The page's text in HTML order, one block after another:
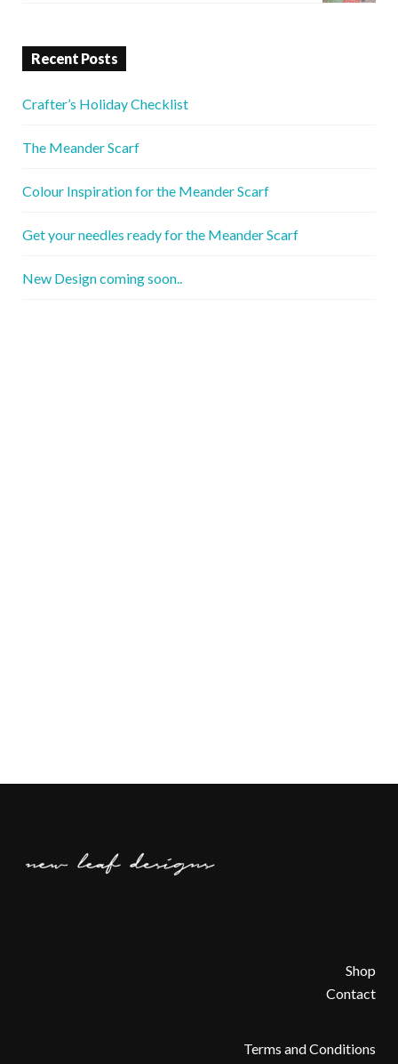
Recent Posts
Crafter’s Holiday Checklist
The Meander Scarf
Colour Inspiration for the Meander Scarf
Get your needles ready for the Meander Scarf
New Design coming soon..
Shop
Contact
Terms and Conditions